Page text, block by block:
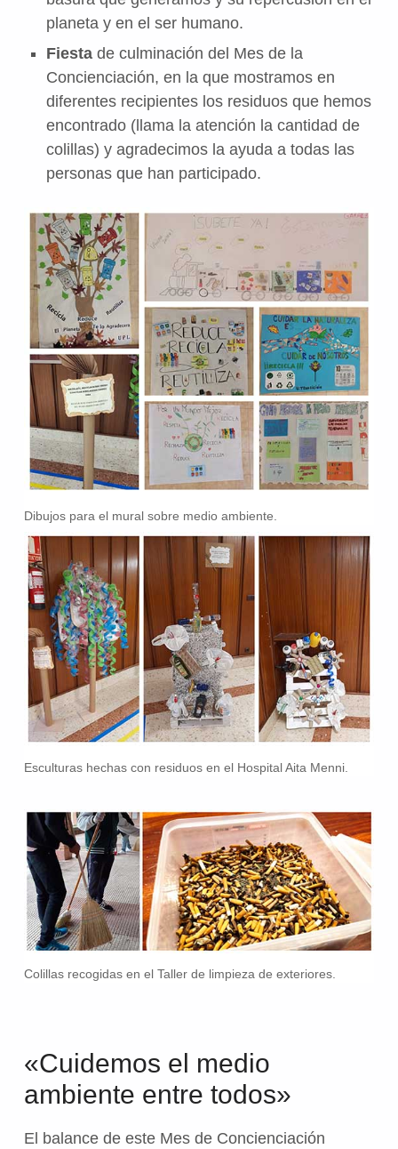
planeta y en el ser humano.
Fiestade culminación del Mes de la
Concienciación, en la que mostramos en
diferentes recipientes los residuos que hemos
encontrado (llama la atención la cantidad de
colillas) y agradecimos la ayuda a todas las
personas que han participado.
Dibujos para el mural sobre medio ambiente.
Esculturas hechas con residuos en el Hospital Aita Menni.
Colillas recogidas en el Taller de limpieza de exteriores.
«Cuidemos el medio
ambiente entre todos»
El balance de este Mes de Concienciación